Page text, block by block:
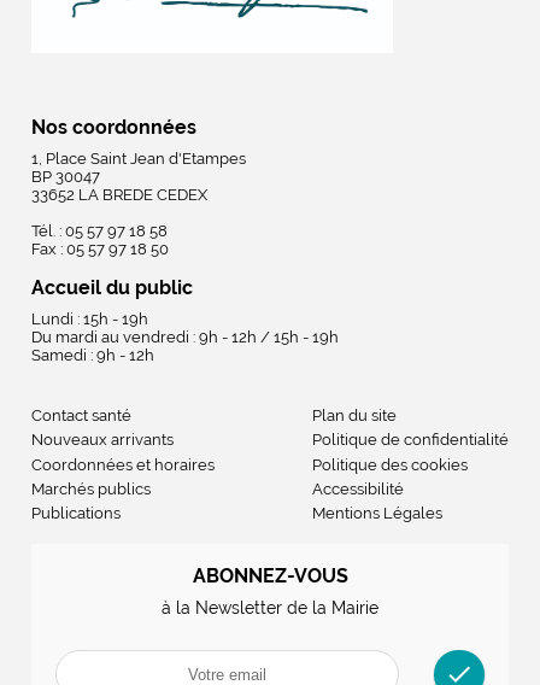
Nos coordonnées
1, Place Saint Jean d'Etampes
BP 30047
33652 LA BREDE CEDEX
Tél. : 05 57 97 18 58
Fax : 05 57 97 18 50
Accueil du public
Lundi : 15h - 19h
Du mardi au vendredi : 9h - 12h / 15h - 19h
Samedi : 9h - 12h
Contact santé
Nouveaux arrivants
Coordonnées et horaires
Marchés publics
Publications
Plan du site
Politique de confidentialité
Politique des cookies
Accessibilité
Mentions Légales
ABONNEZ-VOUS
à la Newsletter de la Mairie
check